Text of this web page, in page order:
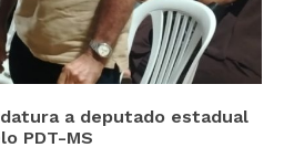
a deputado estadual
PDT-MS